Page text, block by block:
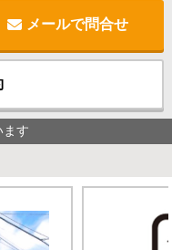
メールで問合せ
ます